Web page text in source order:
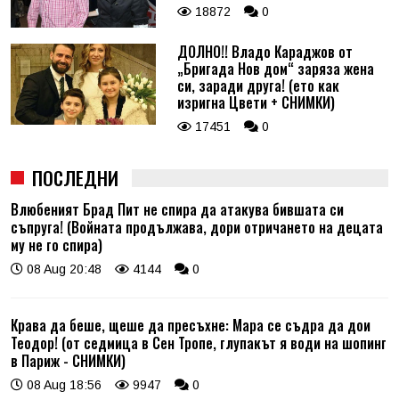
18872 0
ДОЛНО!! Владо Караджов от
„Бригада Нов дом“ заряза жена
си, заради друга! (ето как
изригна Цвети + СНИМКИ)
17451 0
ПОСЛЕДНИ
Влюбеният Брад Пит не спира да атакува бившата си
съпруга! (Войната продължава, дори отричането на децата
му не го спира)
08 Aug 20:48 4144 0
Крава да беше, щеше да пресъхне: Мара се съдра да дои
Теодор! (от седмица в Сен Тропе, глупакът я води на шопинг
в Париж - СНИМКИ)
08 Aug 18:56 9947 0